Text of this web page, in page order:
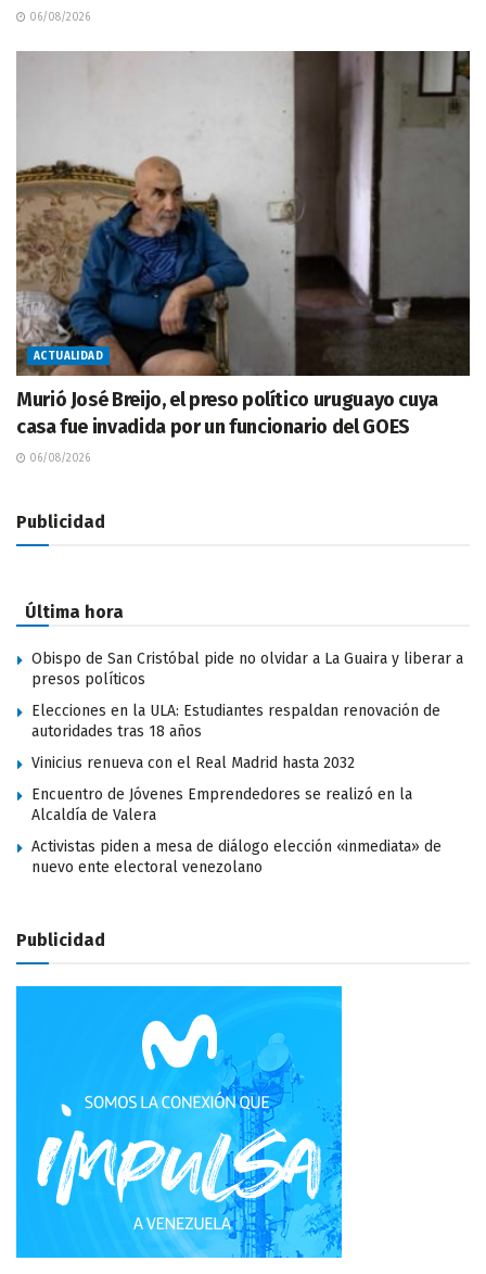
06/08/2026
ACTUALIDAD
Murió José Breijo, el preso político uruguayo cuya
casa fue invadida por un funcionario del GOES
06/08/2026
Publicidad
Última hora
Obispo de San Cristóbal pide no olvidar a La Guaira y liberar a
presos políticos
Elecciones en la ULA: Estudiantes respaldan renovación de
autoridades tras 18 años
Vinicius renueva con el Real Madrid hasta 2032
Encuentro de Jóvenes Emprendedores se realizó en la
Alcaldía de Valera
Activistas piden a mesa de diálogo elección «inmediata» de
nuevo ente electoral venezolano
Publicidad